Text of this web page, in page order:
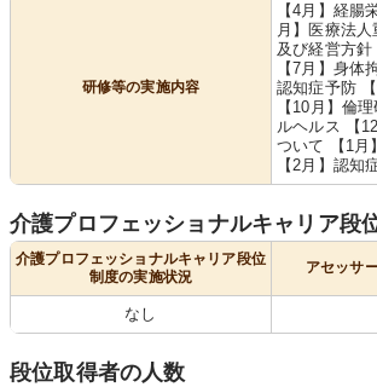
研修等の実施内容
【4月】経腸
月】医療法
及び経営方
【7月】身体
認知症予防
【10月】倫
ルヘルス 【
ついて 【1月
【2月】認知
介護プロフェッショナルキャリア段
介護プロフェッショナルキャリア段位
制度の実施状況
アセッサ
なし
段位取得者の人数